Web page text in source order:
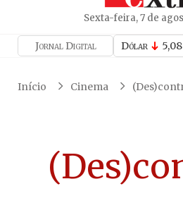
Sexta-feira, 7 de
Jornal Digital Dólar 5,08
Início Cinema